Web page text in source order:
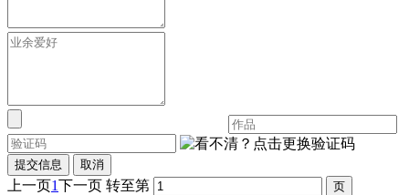
提交信息 取消
上一页1下一页 转至第